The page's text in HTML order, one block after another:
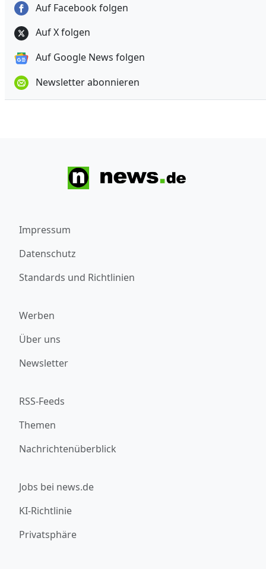
Auf Facebook folgen
Auf X folgen
Auf Google News folgen
Newsletter abonnieren
Impressum
Datenschutz
Standards und Richtlinien
Werben
Über uns
Newsletter
RSS-Feeds
Themen
Nachrichtenüberblick
Jobs bei news.de
KI-Richtlinie
Privatsphäre